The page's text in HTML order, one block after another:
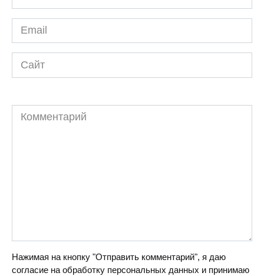
*
Email
*
Сайт
Комментарий
Нажимая на кнопку "Отправить комментарий", я даю
согласие на обработку персональных данных и принимаю